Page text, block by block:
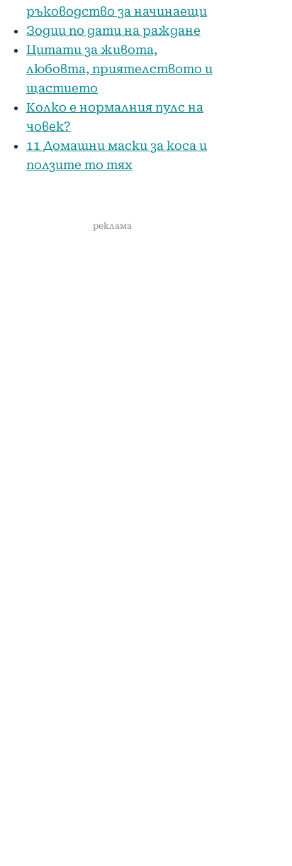
ръководство за начинаещи
Зодии по дати на раждане
Цитати за живота,
любовта, приятелството и
щастието
Колко е нормалния пулс на
човек?
11 Домашни маски за коса и
ползите то тях
реклама